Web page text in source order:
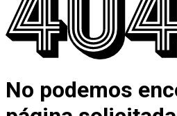
No podemos